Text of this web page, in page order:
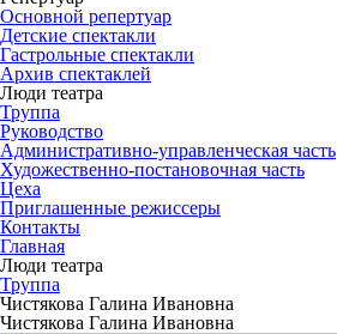
Основной репертуар
Детские спектакли
Гастрольные спектакли
Архив спектаклей
Люди театра
Труппа
Руководство
Административно-управленческая часть
Художественно-постановочная часть
Цеха
Приглашенные режиссеры
Контакты
Главная
Люди театра
Труппа
Чистякова Галина Ивановна
Чистякова Галина Ивановна